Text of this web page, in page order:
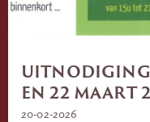
UITNODIGING
EN 22 MAART
20-02-2026